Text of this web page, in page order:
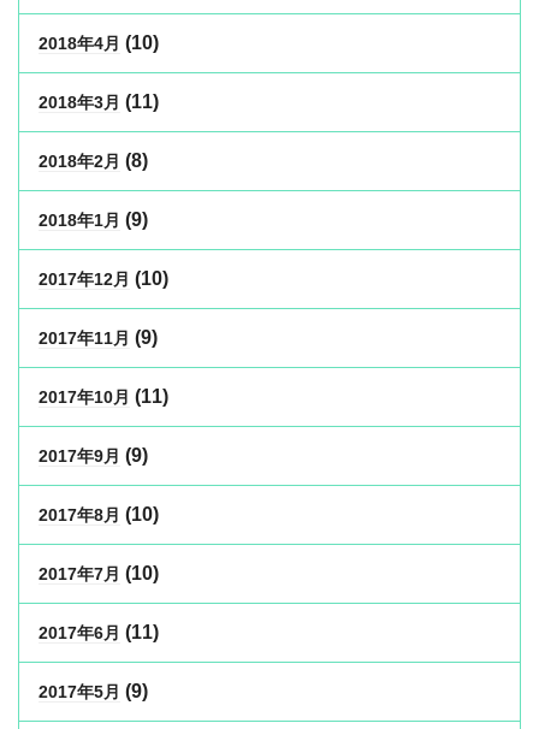
2018年4月 (10)
2018年3月 (11)
2018年2月 (8)
2018年1月 (9)
2017年12月 (10)
2017年11月 (9)
2017年10月 (11)
2017年9月 (9)
2017年8月 (10)
2017年7月 (10)
2017年6月 (11)
2017年5月 (9)